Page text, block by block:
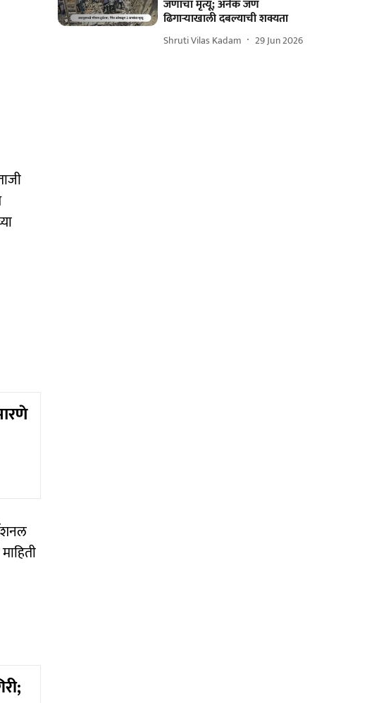
जणांचा मृत्यू; अनेक जण
ढिगाऱ्याखाली दबल्याची शक्यता
Shruti Vilas Kadam 29 Jun 2026